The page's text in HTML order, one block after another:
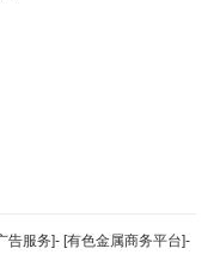
告服务]- [有色金属商务平台]-